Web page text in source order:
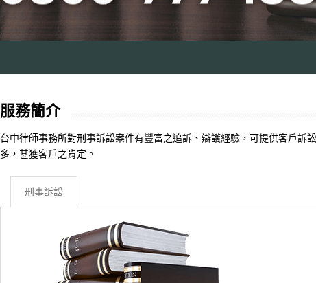
服務簡介
台中律師事務所對刑事訴訟案件有豐富之追訴、辯護經驗，可提供客戶
多，甚獲客戶之肯定。
刑事訴訟